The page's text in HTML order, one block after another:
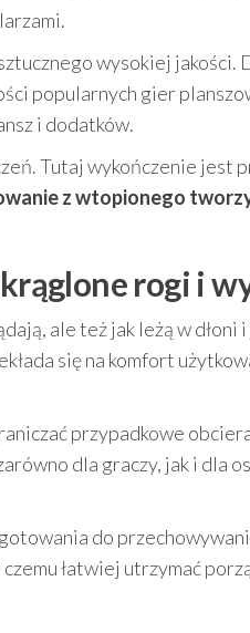
wysokiej jakości.
popularnych gier
i dodatków.
Tutaj wykończenie jest
z wtopionego
rogi i
ale też jak leżą w dłoni
się na komfort
przypadkowe
dla graczy, jak i dla
do
czemu łatwiej utrzymać